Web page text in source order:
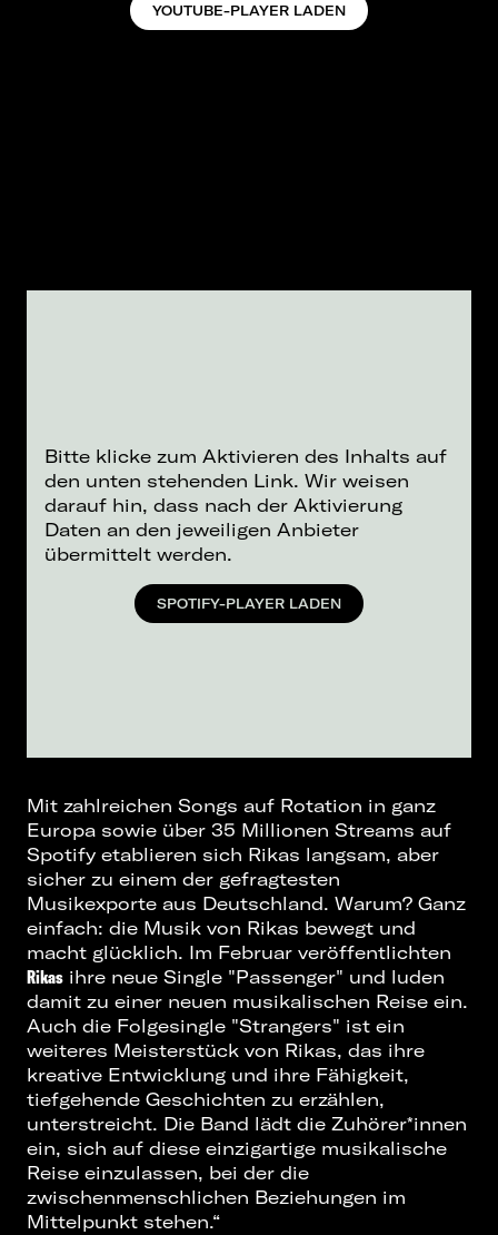
YOUTUBE-PLAYER LADEN
Bitte klicke zum Aktivieren des Inhalts auf
den unten stehenden Link. Wir weisen
darauf hin, dass nach der Aktivierung
Daten an den jeweiligen Anbieter
übermittelt werden.
SPOTIFY-PLAYER LADEN
Mit zahlreichen Songs auf Rotation in ganz
Europa sowie über 35 Millionen Streams auf
Spotify etablieren sich Rikas langsam, aber
sicher zu einem der gefragtesten
Musikexporte aus Deutschland. Warum? Ganz
einfach: die Musik von Rikas bewegt und
macht glücklich. Im Februar veröffentlichten
Rikas ihre neue Single "Passenger" und luden
damit zu einer neuen musikalischen Reise ein.
Auch die Folgesingle "Strangers" ist ein
weiteres Meisterstück von Rikas, das ihre
kreative Entwicklung und ihre Fähigkeit,
tiefgehende Geschichten zu erzählen,
unterstreicht. Die Band lädt die Zuhörer*innen
ein, sich auf diese einzigartige musikalische
Reise einzulassen, bei der die
zwischenmenschlichen Beziehungen im
Mittelpunkt stehen.“